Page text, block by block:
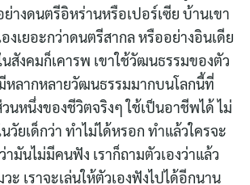
างดนตรีอิหร่านหรือเปอร์เซีย บ้านเขา
งเยอะกว่าดนตรีสากล หรืออย่างอินเดีย
สังคมก็เคารพ เขาใช้วัฒนธรรมของตัว
หลากหลายวัฒนธรรมมากบนโลกนี้ที่
นหนึ่งของชีวิตจริงๆ ใช้เป็นอาชีพได้ ไม่
ยเด็กว่า ทำไม่ได้หรอก ทำแล้วใครจะ
มันไม่มีคนฟัง เราก็ถามตัวเองว่าแล้ว
วะ เราจะเล่นให้ตัวเองฟังไปได้อีกนาน